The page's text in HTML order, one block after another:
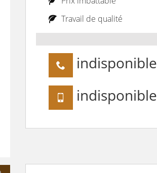
Travail de qualité
indisponible
indisponible